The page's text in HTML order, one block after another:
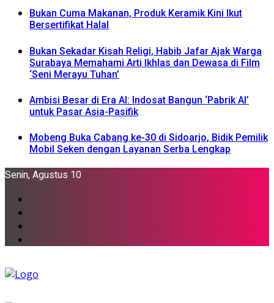
Bukan Cuma Makanan, Produk Keramik Kini Ikut
Bersertifikat Halal
Bukan Sekadar Kisah Religi, Habib Jafar Ajak Warga
Surabaya Memahami Arti Ikhlas dan Dewasa di Film
‘Seni Merayu Tuhan’
Ambisi Besar di Era AI: Indosat Bangun ‘Pabrik AI’
untuk Pasar Asia-Pasifik
Mobeng Buka Cabang ke-30 di Sidoarjo, Bidik Pemilik
Mobil Seken dengan Layanan Serba Lengkap
Senin, Agustus 10